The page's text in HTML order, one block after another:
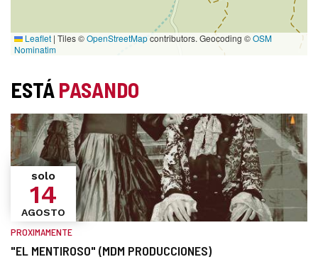
Leaflet | Tiles ©OpenStreetMapcontributors. Geocoding ©OSM
Nominatim
ESTÁPASANDO
"EL MENTIROSO" (MDM PRODUCCIONES)
solo
14
AGOSTO
PROXIMAMENTE